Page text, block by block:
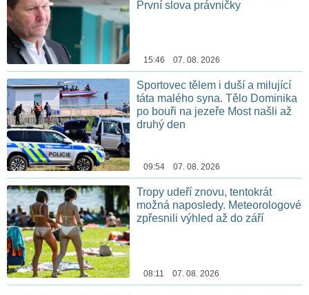
První slova právničky
15:46 07. 08. 2026
Sportovec tělem i duší a milující
táta malého syna. Tělo Dominika
po bouři na jezeře Most našli až
druhý den
09:54 07. 08. 2026
Tropy udeří znovu, tentokrát
možná naposledy. Meteorologové
zpřesnili výhled až do září
08:11 07. 08. 2026